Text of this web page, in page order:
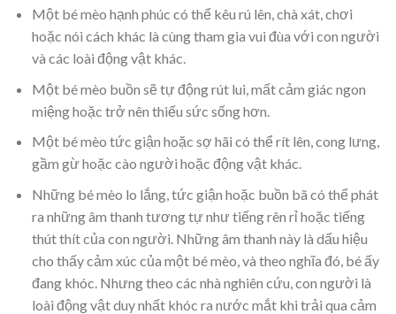
Một bé mèo hạnh phúc có thể kêu rú lên, chà xát, chơi
hoặc nói cách khác là cùng tham gia vui đùa với con người
và các loài động vật khác.
Một bé mèo buồn sẽ tự động rút lui, mất cảm giác ngon
miệng hoặc trở nên thiếu sức sống hơn.
Một bé mèo tức giận hoặc sợ hãi có thể rít lên, cong lưng,
gầm gừ hoặc cào người hoặc động vật khác.
Những bé mèo lo lắng, tức giận hoặc buồn bã có thể phát
ra những âm thanh tương tự như tiếng rên rỉ hoặc tiếng
thút thít của con người. Những âm thanh này là dấu hiệu
cho thấy cảm xúc của một bé mèo, và theo nghĩa đó, bé ấy
đang khóc. Nhưng theo các nhà nghiên cứu, con người là
loài động vật duy nhất khóc ra nước mắt khi trải qua cảm